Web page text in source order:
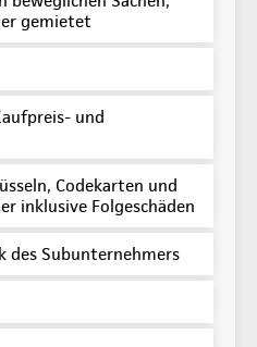
gemietet
und
Codekarten und
inklusive Folgeschäden
des Subunternehmers